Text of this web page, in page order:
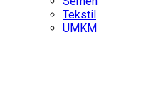
Tekstil
UMKM